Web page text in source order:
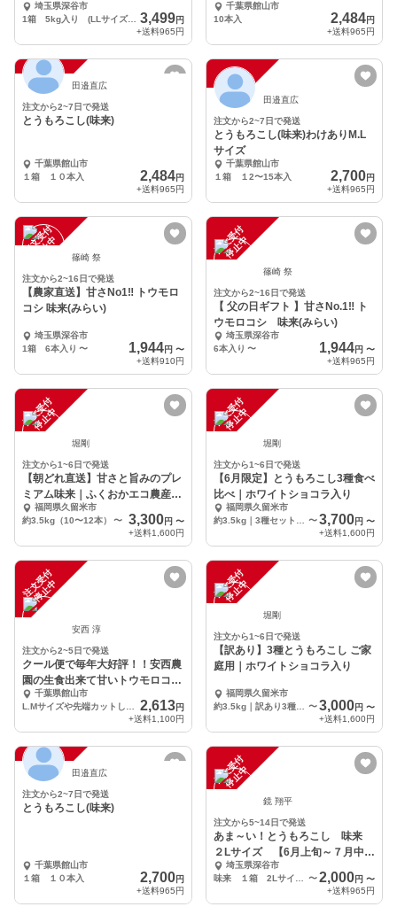
埼玉県深谷市
1箱 5kg入り (LLサイズ 11〜12本入り)
3,499円
+送料965円
千葉県館山市
10本入
2,484円
+送料965円
注
文
受
付
停
止
中 田邉直広
注文から2~7日で発送
とうもろこし(味来)
千葉県館山市
１箱 １０本入
2,484円
+送料965円
注
文
受
付
停
止
中 田邉直広
注文から2~7日で発送
とうもろこし(味来)わけありM.L
サイズ
千葉県館山市
１箱 １2〜15本入
2,700円
+送料965円
注
文
受
付
停
止
中 篠崎 祭
注文から2~16日で発送
【農家直送】甘さNo1‼️ トウモロ
コシ 味来(みらい)
埼玉県深谷市
1箱 6本入り 〜 1,944円 〜
+送料910円
注
文
受
付
停
止
中
篠崎 祭
注文から2~16日で発送
【 父の日ギフト 】甘さNo.1‼️ ト
ウモロコシ 味来(みらい)
埼玉県深谷市
6本入り 〜 1,944円 〜
+送料965円
注
文
受
付
停
止
中
堀剛
注文から1~6日で発送
【朝どれ直送】甘さと旨みのプレ
ミアム味来｜ふくおかエコ農産物
認証福岡県久留米市
約3.5kg（10〜12本）
〜 3,300円 〜
+送料1,600円
注
文
受
付
停
止
中
堀剛
注文から1~6日で発送
【6月限定】とうもろこし3種食べ
比べ｜ホワイトショコラ入り
福岡県久留米市
〜3,700円 〜
+送料1,600円
注
文
受
付
停
止
中
安西 淳
注文から2~5日で発送
クール便で毎年大好評！！安西農
園の生食出来て甘いトウモロコシ
(味来)アウトレット
千葉県館山市
2,613円
+送料1,100円
注
文
受
付
停
止
中
堀剛
注文から1~6日で発送
【訳あり】3種とうもろこし ご家
庭用｜ホワイトショコラ入り
福岡県久留米市
約3.5kg｜訳あり3種セット（目安：10〜14本）
〜3,000円 〜
+送料1,600円
注
文
受
付
停
止
中 田邉直広
注文から2~7日で発送
とうもろこし(味来)
千葉県館山市
１箱 １０本入
2,700円
+送料965円
注
文
受
付
停
止
中
鏡 翔平
注文から5~14日で発送
あま～い！とうもろこし 味来
２Lサイズ 【6月上旬～７月中
旬】鏡農園
埼玉県深谷市
〜2,000円 〜
+送料965円